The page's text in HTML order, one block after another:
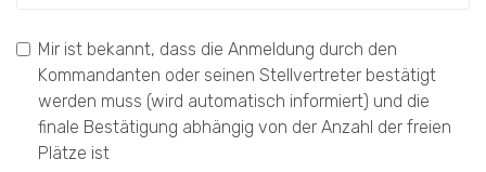
Mir ist bekannt, dass die Anmeldung durch den
Kommandanten oder seinen Stellvertreter bestätigt
werden muss (wird automatisch informiert) und die
finale Bestätigung abhängig von der Anzahl der freien
Plätze ist